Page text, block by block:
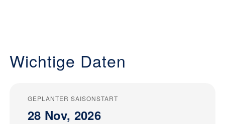
Wichtige Daten
GEPLANTER SAISONSTART
28 Nov, 2026